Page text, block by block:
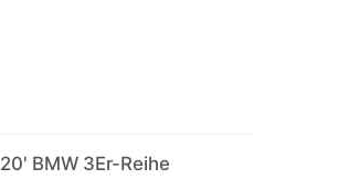
BMW 3Er-Reihe